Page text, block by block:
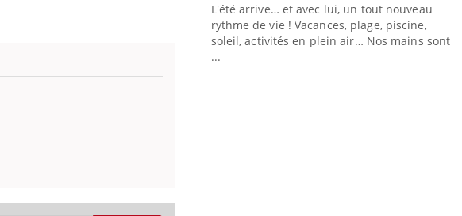
L'été arrive… et avec lui, un tout nouveau
rythme de vie ! Vacances, plage, piscine,
soleil, activités en plein air… Nos mains sont
...